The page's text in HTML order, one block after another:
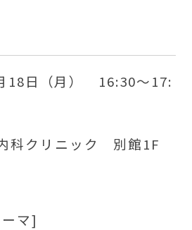
18日（月） 16:30～17:
科クリニック 別館1F
マ]